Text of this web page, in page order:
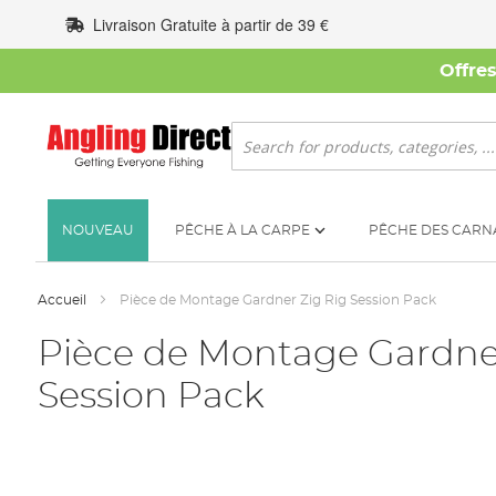
au
contenu
Livraison Gratuite à partir de 39 €
Rechercher
NOUVEAU PÊCHE À LA CARPE PÊCHE DES
Accueil Pièce de Montage Gardner Zig Rig Session Pack
Pièce de Montage
Session Pack